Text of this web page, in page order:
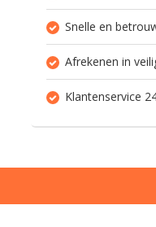
Snelle en
Afrekenen in
Klantenservice